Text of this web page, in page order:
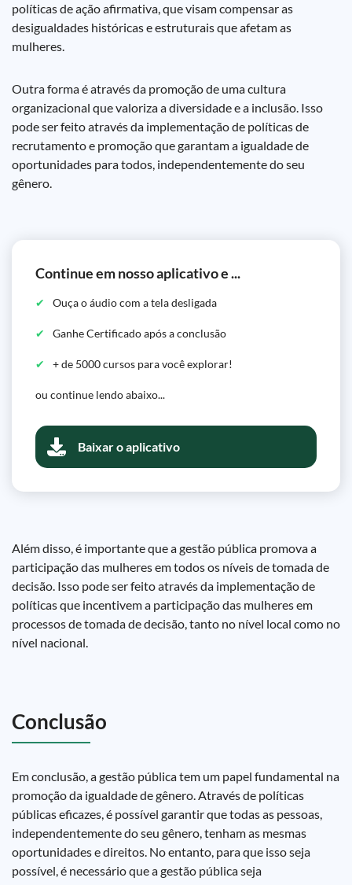
políticas de ação afirmativa, que visam compensar as
desigualdades históricas e estruturais que afetam as
mulheres.
Outra forma é através da promoção de uma cultura
organizacional que valoriza a diversidade e a inclusão. Isso
pode ser feito através da implementação de políticas de
recrutamento e promoção que garantam a igualdade de
oportunidades para todos, independentemente do seu
gênero.
Continue em nosso aplicativo e ...
Ouça o áudio com a tela desligada
Ganhe Certificado após a conclusão
+ de 5000 cursos para você explorar!
ou continue lendo abaixo...
Baixar o aplicativo
Além disso, é importante que a gestão pública promova a
participação das mulheres em todos os níveis de tomada de
decisão. Isso pode ser feito através da implementação de
políticas que incentivem a participação das mulheres em
processos de tomada de decisão, tanto no nível local como no
nível nacional.
Conclusão
Em conclusão, a gestão pública tem um papel fundamental na
promoção da igualdade de gênero. Através de políticas
públicas eficazes, é possível garantir que todas as pessoas,
independentemente do seu gênero, tenham as mesmas
oportunidades e direitos. No entanto, para que isso seja
possível, é necessário que a gestão pública seja